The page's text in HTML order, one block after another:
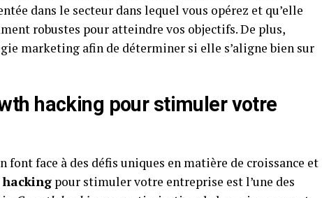
dans le secteur dans lequel vous opérez et qu’elle
robustes pour atteindre vos objectifs. De plus,
marketing afin de déterminer si elle s’aligne bien sur
hacking pour stimuler votre
font face à des défis uniques en matière de croissance et
pour stimuler votre entreprise est l’une des